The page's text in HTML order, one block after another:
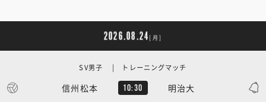
2026.08.24 [月]
信州松本 10:30 明治大
SV男子 | トレーニングマッチ